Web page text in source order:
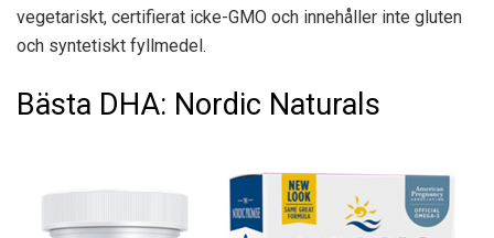
vegetariskt, certifierat icke-GMO och innehåller inte gluten
och syntetiskt fyllmedel.
Bästa DHA: Nordic Naturals